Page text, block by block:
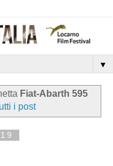
▼
Fiat-Abarth 595
i post